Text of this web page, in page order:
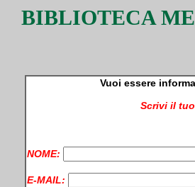
BIBLIOTECA
Vuoi essere
Scrivi il
NOME:
E-MAIL: